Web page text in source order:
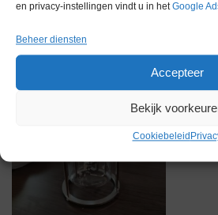
en privacy-instellingen vindt u in hetGoogle
Beheer diensten
Accepteer
Bekijk
Cookiebeleid
Via bemiddeling